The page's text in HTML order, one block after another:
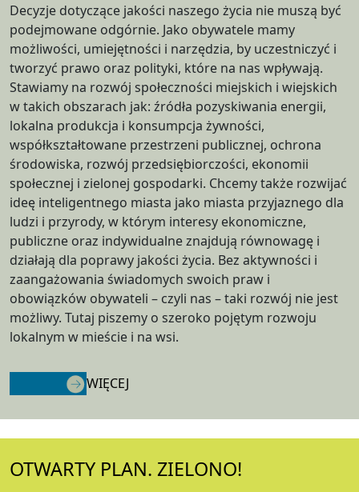
Decyzje dotyczące jakości naszego życia nie muszą być
podejmowane odgórnie. Jako obywatele mamy
możliwości, umiejętności i narzędzia, by uczestniczyć i
tworzyć prawo oraz polityki, które na nas wpływają.
Stawiamy na rozwój społeczności miejskich i wiejskich
w takich obszarach jak: źródła pozyskiwania energii,
lokalna produkcja i konsumpcja żywności,
współkształtowane przestrzeni publicznej, ochrona
środowiska, rozwój przedsiębiorczości, ekonomii
społecznej i zielonej gospodarki. Chcemy także rozwijać
ideę inteligentnego miasta jako miasta przyjaznego dla
ludzi i przyrody, w którym interesy ekonomiczne,
publiczne oraz indywidualne znajdują równowagę i
działają dla poprawy jakości życia. Bez aktywności i
zaangażowania świadomych swoich praw i
obowiązków obywateli – czyli nas – taki rozwój nie jest
możliwy. Tutaj piszemy o szeroko pojętym rozwoju
lokalnym w mieście i na wsi.
WIĘCEJ
OTWARTY PLAN. ZIELONO!